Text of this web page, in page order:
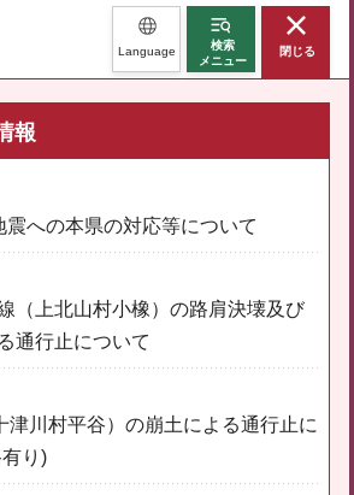
Language
検索
メニュー
閉じる
報
震への本県の対応等について
（上北山村小橡）の路肩決壊及び
通行止について
津川村平谷）の崩土による通行止に
り)